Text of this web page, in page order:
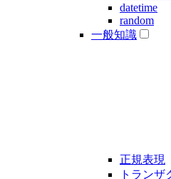
datetime
random
一般知識
正規表現
トランザ